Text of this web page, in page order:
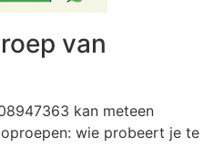
van
kan meteen
wie probeert je te